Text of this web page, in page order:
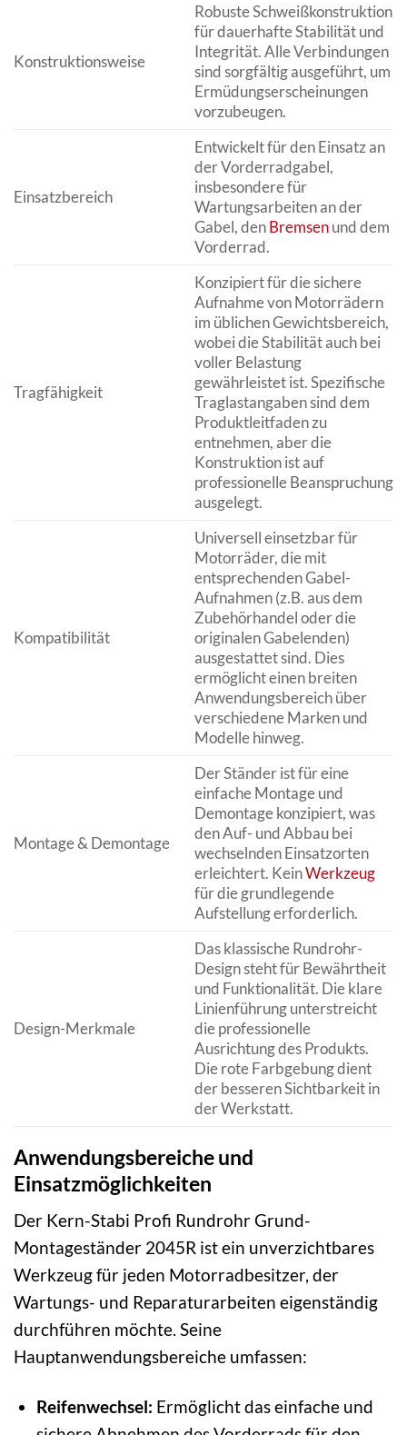
Konstruktionsweise
Robuste Schweißkonstruktion
für dauerhafte Stabilität und
Integrität. Alle Verbindungen
sind sorgfältig ausgeführt, um
Ermüdungserscheinungen
vorzubeugen.
Einsatzbereich
Entwickelt für den Einsatz an
der Vorderradgabel,
insbesondere für
Wartungsarbeiten an der
Gabel, denBremsenund dem
Vorderrad.
Tragfähigkeit
Konzipiert für die sichere
Aufnahme von Motorrädern
im üblichen Gewichtsbereich,
wobei die Stabilität auch bei
voller Belastung
gewährleistet ist. Spezifische
Traglastangaben sind dem
Produktleitfaden zu
entnehmen, aber die
Konstruktion ist auf
professionelle Beanspruchung
ausgelegt.
Kompatibilität
Universell einsetzbar für
Motorräder, die mit
entsprechenden Gabel-
Aufnahmen (z.B. aus dem
Zubehörhandel oder die
originalen Gabelenden)
ausgestattet sind. Dies
ermöglicht einen breiten
Anwendungsbereich über
verschiedene Marken und
Modelle hinweg.
Montage & Demontage
Der Ständer ist für eine
einfache Montage und
Demontage konzipiert, was
den Auf- und Abbau bei
wechselnden Einsatzorten
erleichtert. KeinWerkzeug
für die grundlegende
Aufstellung erforderlich.
Design-Merkmale
Das klassische Rundrohr-
Design steht für Bewährtheit
und Funktionalität. Die klare
Linienführung unterstreicht
die professionelle
Ausrichtung des Produkts.
Die rote Farbgebung dient
der besseren Sichtbarkeit in
der Werkstatt.
Anwendungsbereiche und
Einsatzmöglichkeiten
Der Kern-Stabi Profi Rundrohr Grund-
Montageständer 2045R ist ein unverzichtbares
Werkzeug für jeden Motorradbesitzer, der
Wartungs- und Reparaturarbeiten eigenständig
durchführen möchte. Seine
Hauptanwendungsbereiche umfassen:
Reifenwechsel: Ermöglicht das einfache und